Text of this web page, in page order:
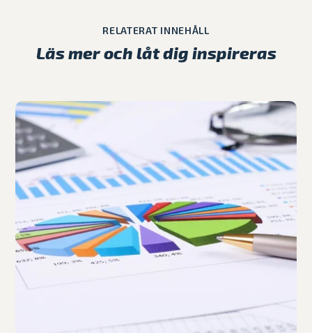
RELATERAT INNEHÅLL
Läs mer och låt dig inspireras